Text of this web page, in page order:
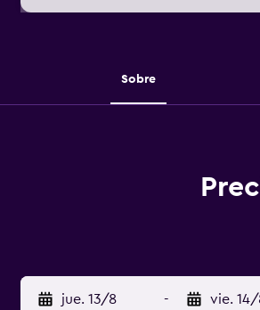
Sobre
jue. 13/8 - vie. 14/